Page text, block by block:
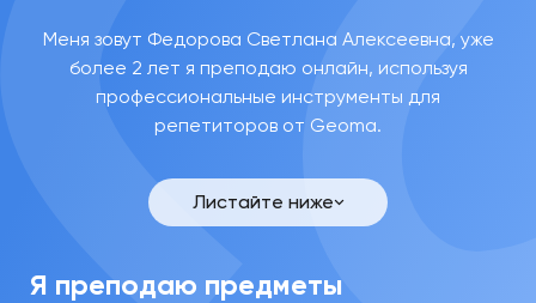
Меня зовут Федорова Светлана Алексеевна, уже
более 2 лет я преподаю онлайн, используя
профессиональные инструменты для
репетиторов от Geoma.
Листайте ниже
Светлана
Связаться
Я преподаю предметы